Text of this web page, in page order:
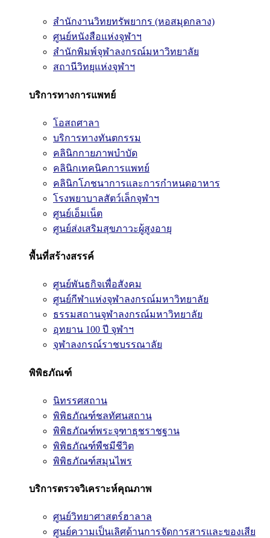
สำนักงานวิทยทรัพยากร (หอสมุดกลาง)
ศูนย์หนังสือแห่งจุฬาฯ
สำนักพิมพ์จุฬาลงกรณ์มหาวิทยาลัย
สถานีวิทยุแห่งจุฬาฯ
บริการทางการแพทย์
โอสถศาลา
บริการทางทันตกรรม
คลินิกกายภาพบำบัด
คลินิกเทคนิคการแพทย์
คลินิกโภชนาการและการกำหนดอาหาร
โรงพยาบาลสัตว์เล็กจุฬาฯ
ศูนย์เอ็มเน็ต
ศูนย์ส่งเสริมสุขภาวะผู้สูงอายุ
พื้นที่สร้างสรรค์
ศูนย์พันธกิจเพื่อสังคม
ศูนย์กีฬาแห่งจุฬาลงกรณ์มหาวิทยาลัย
ธรรมสถานจุฬาลงกรณ์มหาวิทยาลัย
อุทยาน 100 ปี จุฬาฯ
จุฬาลงกรณ์ราชบรรณาลัย
พิพิธภัณฑ์
นิทรรศสถาน
พิพิธภัณฑ์ชลทัศนสถาน
พิพิธภัณฑ์พระจุฑาธุชราชฐาน
พิพิธภัณฑ์พืชมีชีวิต
พิพิธภัณฑ์สมุนไพร
บริการตรวจวิเคราะห์คุณภาพ
ศูนย์วิทยาศาสตร์ฮาลาล
ศูนย์ความเป็นเลิศด้านการจัดการสารและของเสีย